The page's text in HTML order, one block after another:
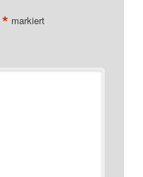
* markiert